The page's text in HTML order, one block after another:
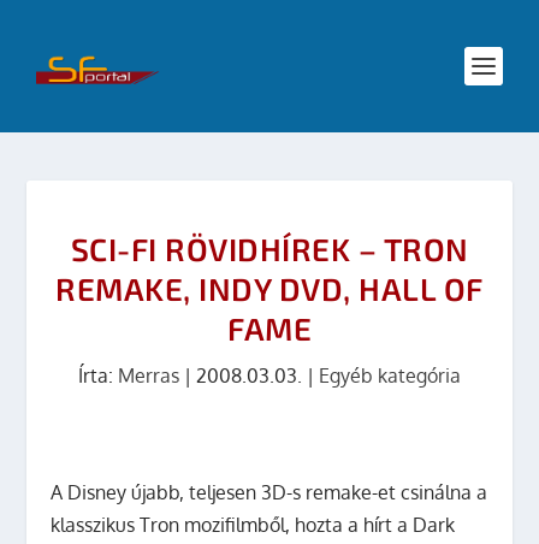
SCI-FI RÖVIDHÍREK – TRON
REMAKE, INDY DVD, HALL OF
FAME
Írta: Merras | 2008.03.03. | Egyéb kategória
A Disney újabb, teljesen 3D-s remake-et csinálna a
klasszikus Tron mozifilmből, hozta a hírt a Dark